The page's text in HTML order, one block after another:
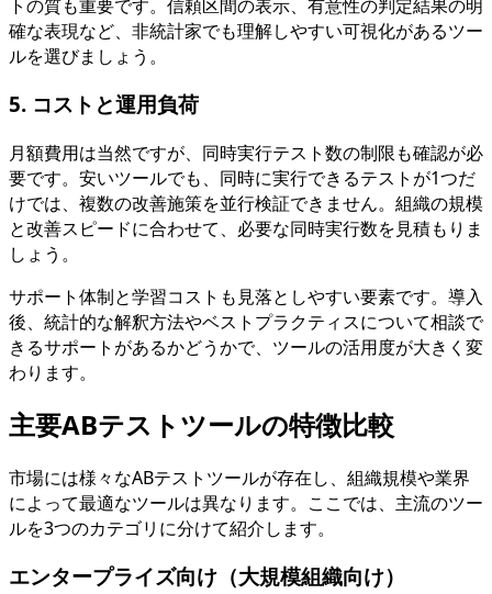
トの質も重要です。信頼区間の表示、有意性の判定結果の明
確な表現など、非統計家でも理解しやすい可視化があるツー
ルを選びましょう。
5. コストと運用負荷
月額費用は当然ですが、同時実行テスト数の制限も確認が必
要です。安いツールでも、同時に実行できるテストが1つだ
けでは、複数の改善施策を並行検証できません。組織の規模
と改善スピードに合わせて、必要な同時実行数を見積もりま
しょう。
サポート体制と学習コストも見落としやすい要素です。導入
後、統計的な解釈方法やベストプラクティスについて相談で
きるサポートがあるかどうかで、ツールの活用度が大きく変
わります。
主要ABテストツールの特徴比較
市場には様々なABテストツールが存在し、組織規模や業界
によって最適なツールは異なります。ここでは、主流のツー
ルを3つのカテゴリに分けて紹介します。
エンタープライズ向け（大規模組織向け）